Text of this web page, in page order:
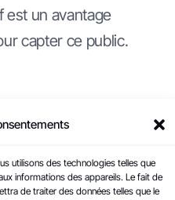
utilisons des technologies telles que
informations des appareils. Le fait de
de traiter des données telles que le
est un avantage
capter ce public.
les jeunes